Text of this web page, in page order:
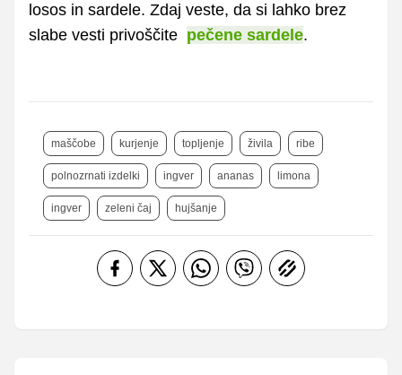
losos in sardele. Zdaj veste, da si lahko brez
slabe vesti privoščite pečene sardele.
maščobe kurjenje topljenje živila ribe
polnozrnati izdelki ingver ananas limona
ingver zeleni čaj hujšanje